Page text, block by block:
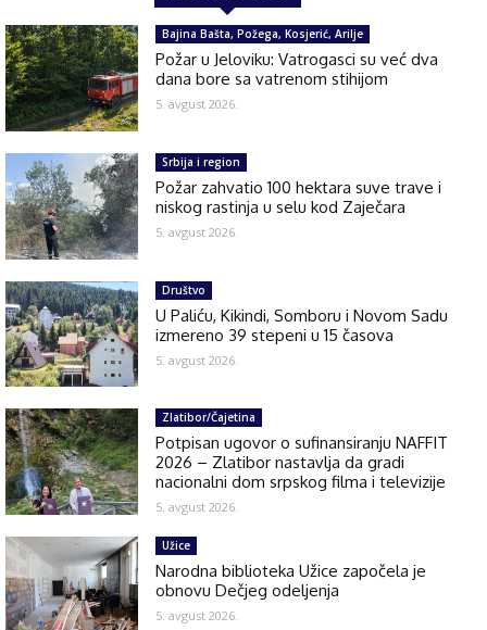
Bajina Bašta, Požega, Kosjerić, Arilje
Požar u Jeloviku: Vatrogasci su već dva
dana bore sa vatrenom stihijom
5. avgust 2026.
Srbija i region
Požar zahvatio 100 hektara suve trave i
niskog rastinja u selu kod Zaječara
5. avgust 2026.
Društvo
U Paliću, Kikindi, Somboru i Novom Sadu
izmereno 39 stepeni u 15 časova
5. avgust 2026.
Zlatibor/Čajetina
Potpisan ugovor o sufinansiranju NAFFIT
2026 – Zlatibor nastavlja da gradi
nacionalni dom srpskog filma i televizije
5. avgust 2026.
Užice
Narodna biblioteka Užice započela je
obnovu Dečjeg odeljenja
5. avgust 2026.